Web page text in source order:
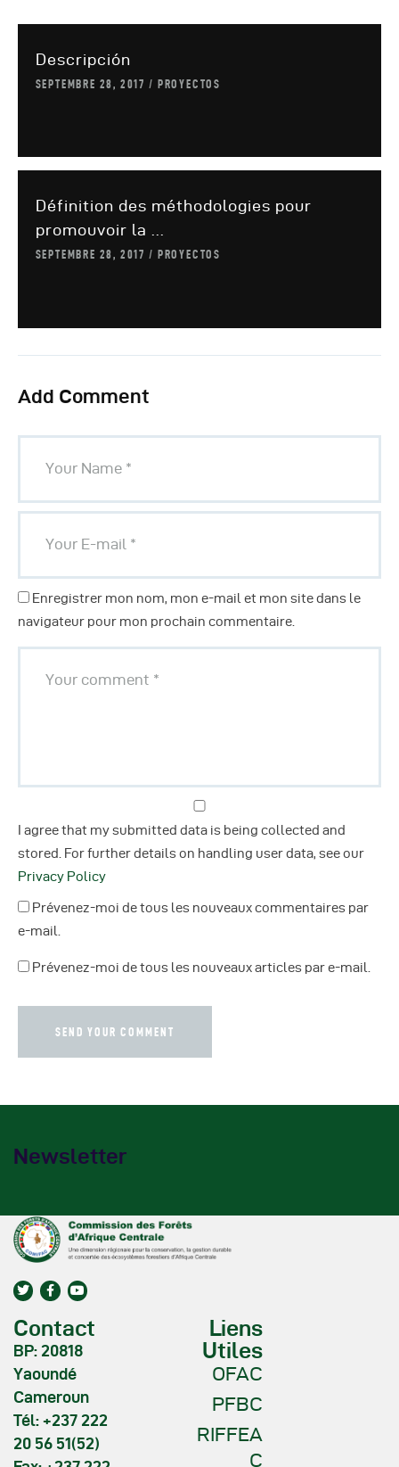
Descripción
SEPTEMBRE 28, 2017 PROYECTOS
Définition des méthodologies pour
promouvoir la ...
SEPTEMBRE 28, 2017 PROYECTOS
Add Comment
Enregistrer mon nom, mon e-mail et mon site dans le
navigateur pour mon prochain commentaire.
I agree that my submitted data is being collected and
stored. For further details on handling user data, see our
Privacy Policy
Prévenez-moi de tous les nouveaux commentaires par
e-mail.
Prévenez-moi de tous les nouveaux articles par e-mail.
Newsletter
Contact
BP: 20818
Yaoundé
Cameroun
Tél: +237 222
20 56 51(52)
Liens
Utiles
OFAC
PFBC
RIFFEA
C